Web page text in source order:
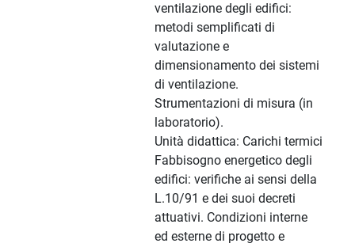
ventilazione degli edifici:
metodi semplificati di
valutazione e
dimensionamento dei sistemi
di ventilazione.
Strumentazioni di misura (in
laboratorio).
Unità didattica: Carichi termici
Fabbisogno energetico degli
edifici: verifiche ai sensi della
L.10/91 e dei suoi decreti
attuativi. Condizioni interne
ed esterne di progetto e